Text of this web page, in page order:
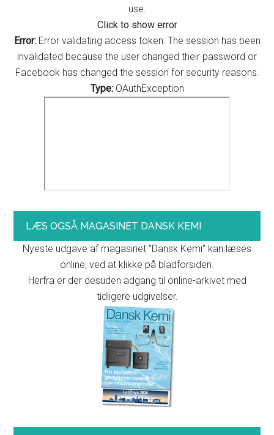
use.
Click to show error
Error:Error validating access token: The session has been
invalidated because the user changed their password or
Facebook has changed the session for security reasons.
Type:OAuthException
LÆS OGSÅ MAGASINET DANSK KEMI
Nyeste udgave af magasinet "Dansk Kemi" kan læses
online, ved at klikke på bladforsiden.
Herfra er der desuden adgang til online-arkivet med
tidligere udgivelser.